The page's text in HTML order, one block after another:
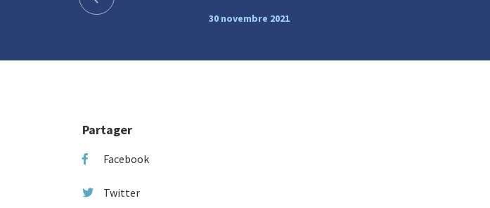
30 novembre 2021
Partager
Facebook
Twitter